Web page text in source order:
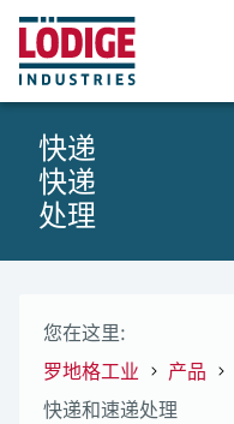
快递
快递
处理
您在这里:
罗地格工业
产品
快递和速递处理